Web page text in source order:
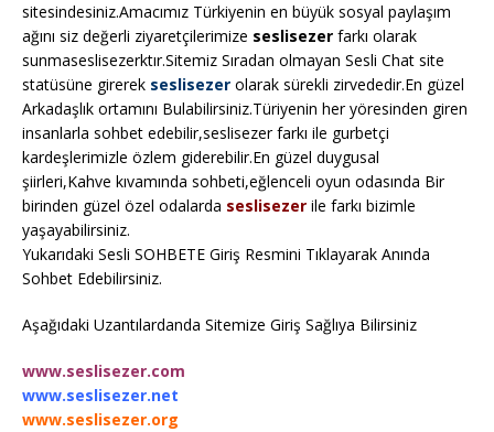
sitesindesiniz.Amacımız Türkiyenin en büyük sosyal paylaşım
ağını siz değerli ziyaretçilerimize seslisezer farkı olarak
sunmaseslisezerktır.Sitemiz Sıradan olmayan Sesli Chat site
statüsüne girerek seslisezer olarak sürekli zirvededir.En güzel
Arkadaşlık ortamını Bulabilirsiniz.Türiyenin her yöresinden giren
insanlarla sohbet edebilir,seslisezer farkı ile gurbetçi
kardeşlerimizle özlem giderebilir.En güzel duygusal
şiirleri,Kahve kıvamında sohbeti,eğlenceli oyun odasında Bir
birinden güzel özel odalarda seslisezer ile farkı bizimle
yaşayabilirsiniz.
Yukarıdaki Sesli SOHBETE Giriş Resmini Tıklayarak Anında
Sohbet Edebilirsiniz.
Aşağıdaki Uzantılardanda Sitemize Giriş Sağlıya Bilirsiniz
www.seslisezer.com
www.seslisezer.net
www.seslisezer.org